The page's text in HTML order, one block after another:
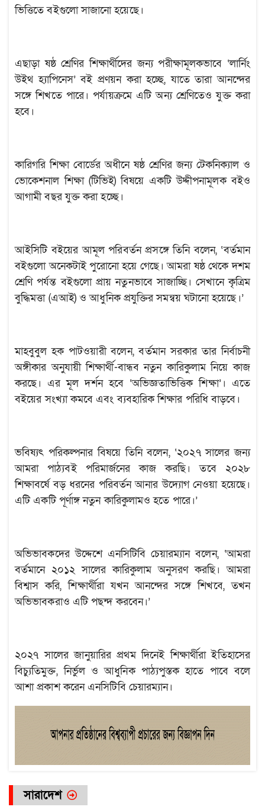
ভিত্তিতে বইগুলো সাজানো হয়েছে।
এছাড়া ষষ্ঠ শ্রেণির শিক্ষার্থীদের জন্য পরীক্ষামূলকভাবে ‘লার্নিং
উইথ হ্যাপিনেস’ বই প্রণয়ন করা হচ্ছে, যাতে তারা আনন্দের
সঙ্গে শিখতে পারে। পর্যায়ক্রমে এটি অন্য শ্রেণিতেও যুক্ত করা
হবে।
কারিগরি শিক্ষা বোর্ডের অধীনে ষষ্ঠ শ্রেণির জন্য টেকনিক্যাল ও
ভোকেশনাল শিক্ষা (টিভিই) বিষয়ে একটি উদ্দীপনামূলক বইও
আগামী বছর যুক্ত করা হচ্ছে।
আইসিটি বইয়ের আমূল পরিবর্তন প্রসঙ্গে তিনি বলেন, ‘বর্তমান
বইগুলো অনেকটাই পুরোনো হয়ে গেছে। আমরা ষষ্ঠ থেকে দশম
শ্রেণি পর্যন্ত বইগুলো প্রায় নতুনভাবে সাজাচ্ছি। সেখানে কৃত্রিম
বুদ্ধিমত্তা (এআই) ও আধুনিক প্রযুক্তির সমন্বয় ঘটানো হয়েছে।’
মাহবুবুল হক পাটওয়ারী বলেন, বর্তমান সরকার তার নির্বাচনী
অঙ্গীকার অনুযায়ী শিক্ষার্থী-বান্ধব নতুন কারিকুলাম নিয়ে কাজ
করছে। এর মূল দর্শন হবে ‘অভিজ্ঞতাভিত্তিক শিক্ষা’। এতে
বইয়ের সংখ্যা কমবে এবং ব্যবহারিক শিক্ষার পরিধি বাড়বে।
ভবিষ্যৎ পরিকল্পনার বিষয়ে তিনি বলেন, ‘২০২৭ সালের জন্য
আমরা পাঠ্যবই পরিমার্জনের কাজ করছি। তবে ২০২৮
শিক্ষাবর্ষে বড় ধরনের পরিবর্তন আনার উদ্যোগ নেওয়া হয়েছে।
এটি একটি পূর্ণাঙ্গ নতুন কারিকুলামও হতে পারে।’
অভিভাবকদের উদ্দেশে এনসিটিবি চেয়ারম্যান বলেন, ‘আমরা
বর্তমানে ২০১২ সালের কারিকুলাম অনুসরণ করছি। আমরা
বিশ্বাস করি, শিক্ষার্থীরা যখন আনন্দের সঙ্গে শিখবে, তখন
অভিভাবকরাও এটি পছন্দ করবেন।’
২০২৭ সালের জানুয়ারির প্রথম দিনেই শিক্ষার্থীরা ইতিহাসের
বিচ্যুতিমুক্ত, নির্ভুল ও আধুনিক পাঠ্যপুস্তক হাতে পাবে বলে
আশা প্রকাশ করেন এনসিটিবি চেয়ারম্যান।
সারাদেশ